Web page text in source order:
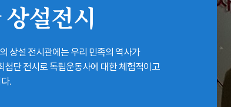
상설전시
상설 전시관에는 우리 민족의 역사가
첨단 전시로 독립운동사에 대한 체험적이고
.